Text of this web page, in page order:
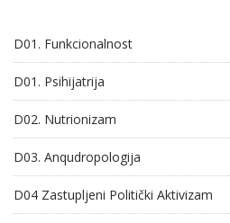
D01. Funkcionalnost
D01. Psihijatrija
D02. Nutrionizam
D03. Anqudropologija
D04 Zastupljeni Politički Aktivizam